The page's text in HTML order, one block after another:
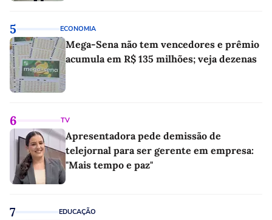
5 ECONOMIA
Mega-Sena não tem vencedores e prêmio
acumula em R$ 135 milhões; veja dezenas
6 TV
Apresentadora pede demissão de
telejornal para ser gerente em empresa:
"Mais tempo e paz"
7 EDUCAÇÃO